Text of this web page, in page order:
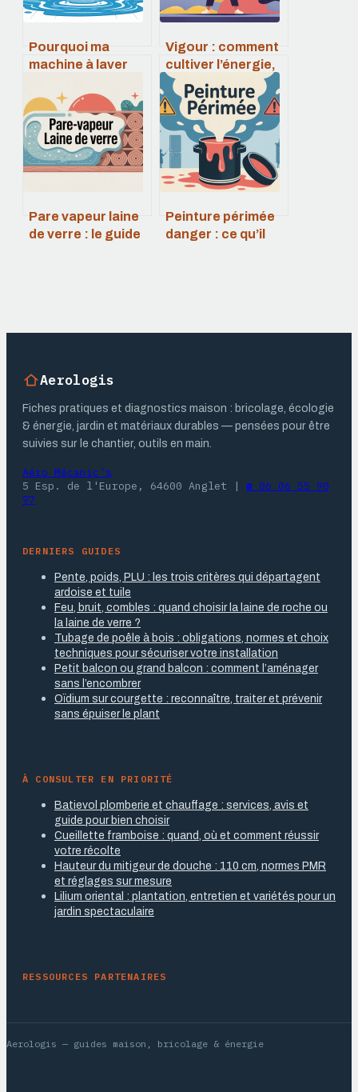
Pourquoi ma
machine à laver
causes et
solutions
efficaces
Vigour : comment
cultiver l’énergie,
la force et la
vitalité au
quotidien
Pare vapeur laine
de verre : le guide
Peinture périmée
danger : ce qu’il
Aerologis
Fiches pratiques et diagnostics maison : bricolage, écologie
& énergie, jardin et matériaux durables — pensées pour être
suivies sur le chantier, outils en main.
Aéro Mécanic's
5 Esp. de l'Europe, 64600 Anglet | ☎ 06 06 55 90
97
DERNIERS GUIDES
Pente, poids, PLU : les trois critères qui départagent
ardoise et tuile
Feu, bruit, combles : quand choisir la laine de roche ou
la laine de verre ?
Tubage de poêle à bois : obligations, normes et choix
techniques pour sécuriser votre installation
Petit balcon ou grand balcon : comment l’aménager
sans l’encombrer
Oïdium sur courgette : reconnaître, traiter et prévenir
sans épuiser le plant
À CONSULTER EN PRIORITÉ
Batievol plomberie et chauffage : services, avis et
guide pour bien choisir
Cueillette framboise : quand, où et comment réussir
votre récolte
Hauteur du mitigeur de douche : 110 cm, normes PMR
et réglages sur mesure
Lilium oriental : plantation, entretien et variétés pour un
jardin spectaculaire
RESSOURCES PARTENAIRES
Aerologis — guides maison, bricolage & énergie